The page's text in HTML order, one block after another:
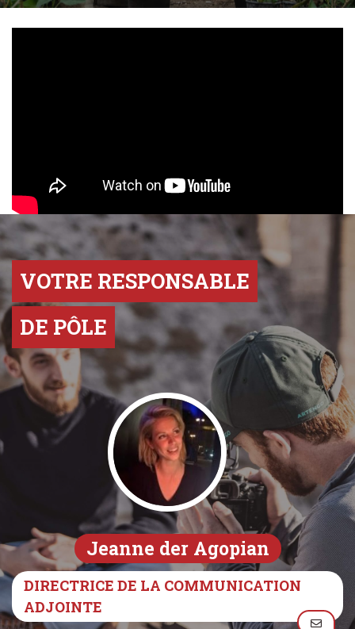
VOTRE RESPONSABLE
DE PÔLE
Jeanne der Agopian
DIRECTRICE DE LA COMMUNICATION
ADJOINTE